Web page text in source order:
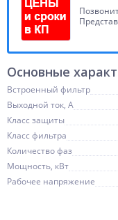
Основные
Встроенный фильтр
Выходной ток, А
Класс защиты
Класс фильтра
Количество фаз
Мощность, кВт
Рабочее напряжение